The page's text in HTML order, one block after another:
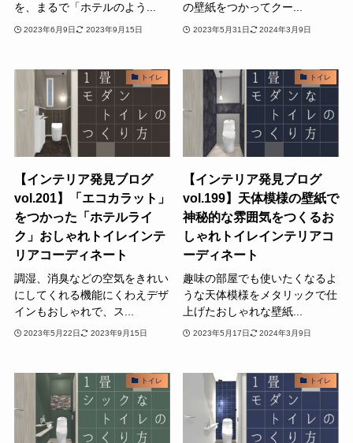
を、まるで「ホテルのよう...
2023年6月9日 2023年9月15日
の壁紙をつかってクー...
2023年5月31日 2024年3月9日
トイレ
【インテリア発見ブログ
vol.201】「エコカラット」
をつかった「ホテルライ
ク」おしゃれトイレインテ
リアコーディネート
調湿、消臭などの空気をきれい
にしてくれる機能にくわえデザ
インもおしゃれで、ス...
2023年5月22日 2023年9月15日
トイレ
【インテリア発見ブログ
vol.199】天体模様の壁紙で
神秘的な雰囲気をつくるお
しゃれトイレインテリアコ
ーディネート
趣味の部屋でも使いたくなるよ
うな天体模様をメタリックで仕
上げたおしゃれな壁紙...
2023年5月17日 2024年3月9日
トイレ トイレ